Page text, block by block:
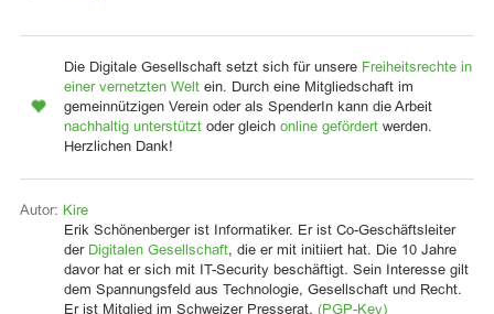
Die Digitale Gesellschaft setzt sich für unsere Freiheitsrechte in
einer vernetzten Welt ein. Durch eine Mitgliedschaft im
gemeinnützigen Verein oder als SpenderIn kann die Arbeit
nachhaltig unterstützt oder gleich online gefördert werden.
Herzlichen Dank!
Autor: Kire
Erik Schönenberger ist Informatiker. Er ist Co-Geschäftsleiter
der Digitalen Gesellschaft, die er mit initiiert hat. Die 10 Jahre
davor hat er sich mit IT-Security beschäftigt. Sein Interesse gilt
dem Spannungsfeld aus Technologie, Gesellschaft und Recht.
Er ist Mitglied im Schweizer Presserat. (PGP-Key)